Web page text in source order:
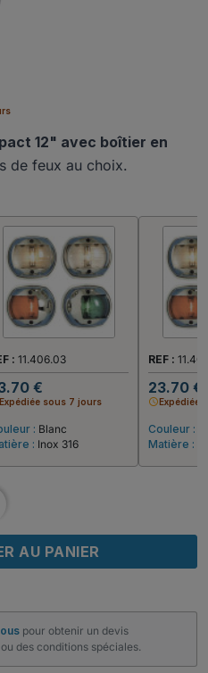
12" avec boîtier en
de feux au choix.
: 11.406.03
€
Expédiée sous 7 jours
: Blanc
: Inox 316
REF :
23.70 €
scheduleExpédiée
Couleur :
Matière :
AU PANIER
pour obtenir un devis
des conditions spéciales.